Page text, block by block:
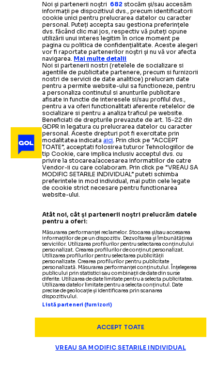
Noi și partenerii noștri 682 stocăm și/sau accesăm
informații pe dispozitivul dvs., precum identificatorii
cookie unici pentru prelucrarea datelor cu caracter
personal. Puteți accepta sau gestiona preferințele
dvs. făcând clic mai jos, respectiv vă puteți opune
utilizării unui interes legitim în orice moment pe
pagina cu politica de confidențialitate. Aceste alegeri
vor fi raportate partenerilor noștri și nu vă vor afecta
navigarea. Mai multe detalii
Noi si partenerii nostri (retelele de socializare si
agentiile de publicitate partenere, precum si furnizorii
nostri de servicii de date analitice) prelucram date
pentru a permite website-ului sa functioneze, pentru
a personaliza continutul si anunturile publicitare
afisate in functie de interesele si/sau profilul dvs.,
pentru a va oferi functionalitati aferente retelelor de
socializare si pentru a analiza traficul pe website.
Beneficiati de drepturile prevazute de art. 15-22 din
GDPR in legatura cu prelucrarea datelor cu caracter
personal. Aceste drepturi pot fi exercitate prin
modalitatea indicataaici. Prin click pe “ACCEPT
TOATE”, acceptati folosirea tuturor Tehnologiilor de
tip Cookie, care implica inclusiv acceptul dvs. cu
privire la stocarea/accesarea informatiilor de catre
Vendor-ii cu care colaboram. Prin click pe “VREAU SA
MODIFIC SETARILE INDIVIDUAL” puteti schimba
preferintele in mod individual, mai putin cele legate
de cookie strict necesare pentru functionarea
website-ului.
Atât noi, cât și partenerii noștri prelucrăm datele
pentru a oferi:
Măsurarea performanței reclamelor. Stocarea și/sau accesarea
informațiilor de pe un dispozitiv. Dezvoltarea și îmbunătățirea
serviciilor. Utilizarea profilurilor pentru selectarea conținutului
personalizat. Crearea profilurilor de conținut personalizat.
Utilizarea profilurilor pentru selectarea publicității
personalizate. Crearea profilurilor pentru publicitate
personalizată. Măsurarea performanței conținutului. Înțelegerea
publicului prin statistici sau combinații de date din surse
diferite. Utilizarea de date limitate pentru a selecta publicitatea.
Utilizarea datelor limitate pentru a selecta conținutul. Date
precise de geolocație și identificarea prin scanarea
dispozitivului.
Listă parteneri (furnizori)
ACCEPT TOATE
VREAU SA MODIFIC SETARILE INDIVIDUAL